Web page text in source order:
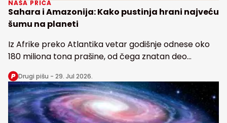
NAŠA PRIČA
Sahara i Amazonija: Kako pustinja hrani najveću
šumu na planeti
Iz Afrike preko Atlantika vetar godišnje odnese oko
180 miliona tona prašine, od čega znatan deo
snabdeva fosforom najveću tropsku kišnu šumu na
Zemlji
Drugi pišu - 29. Jul 2026.